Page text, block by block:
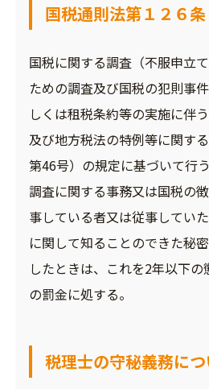
国税通則法第１２６条
国税に関する調査（不服申立
ための調査及び国税の犯則事
しくは租税条約等の実施に伴
及び地方税法の特例等に関す
第46号）の規定に基づいて行
調査に関する事務又は国税の
事している者又は従事してい
に関して知ることのできた秘
したときは、これを2年以下
の罰金に処する。
税理士の守秘義務につ